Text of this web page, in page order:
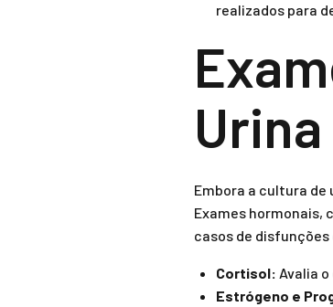
realizados para
Urina
Embora a cultura de
Exames hormonais,
casos de
Cortisol: Avalia
Estrógeno e